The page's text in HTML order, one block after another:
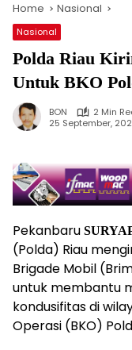
Home Nasional
Nasional
Polda Riau
Untuk BKO
BON
2 Min
25 September,
Pekanbaru
(Polda) Riau
Brigade Mobil
untuk membantu
kondusifitas di
Operasi (BKO)